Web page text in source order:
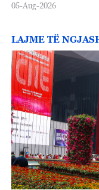
05-Aug-2026
LAJME TË